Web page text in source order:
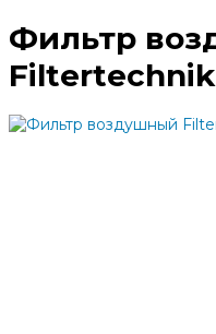
Фильтр